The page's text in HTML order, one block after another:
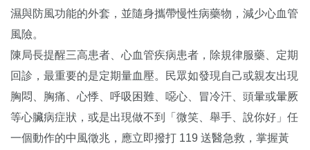
濕與防風功能的外套，並隨身攜帶慢性病藥物，減少心血管
風險。
陳局長提醒三高患者、心血管疾病患者，除規律服藥、定期
回診，最重要的是定期量血壓。民眾如發現自己或親友出現
胸悶、胸痛、心悸、呼吸困難、噁心、冒冷汗、頭暈或暈厥
等心臟病症狀，或是出現做不到「微笑、舉手、說你好」任
一個動作的中風徵兆，應立即撥打 119 送醫急救，掌握黃